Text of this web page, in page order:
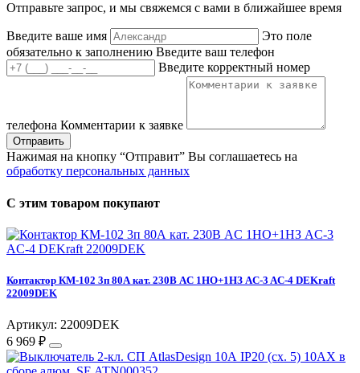
Отправьте запрос, и мы свяжемся с вами в ближайшее время
Введите ваше имя
Это поле
обязательно к заполнению Введите ваш телефон
Введите корректный номер
телефона Комментарии к заявке
Отправить
Нажимая на кнопку “Отправит” Вы соглашаетесь на
обработку персональных данных
С этим товаром покупают
Контактор КМ-102 3п 80А кат. 230В AC 1НО+1НЗ AC-3 AC-4 DEKraft
22009DEK
Артикул: 22009DEK
6 969 ₽